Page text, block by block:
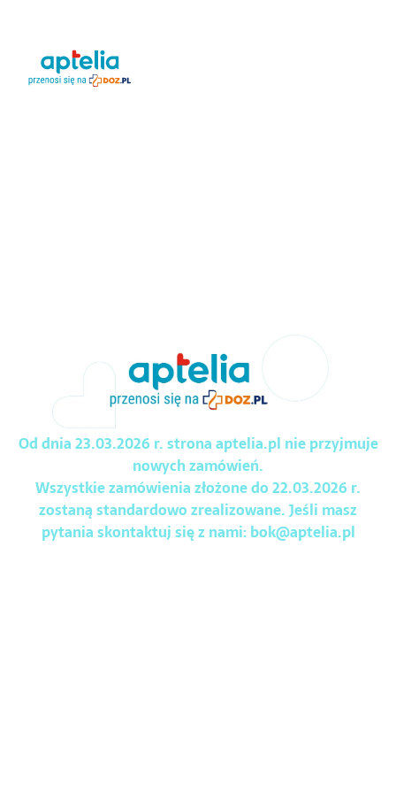
Od dnia 23.03.2026 r. strona aptelia.pl nie przyjmuje
nowych zamówień.
Wszystkie zamówienia złożone do 22.03.2026 r.
zostaną standardowo zrealizowane. Jeśli masz
pytania skontaktuj się z nami:bok@aptelia.pl